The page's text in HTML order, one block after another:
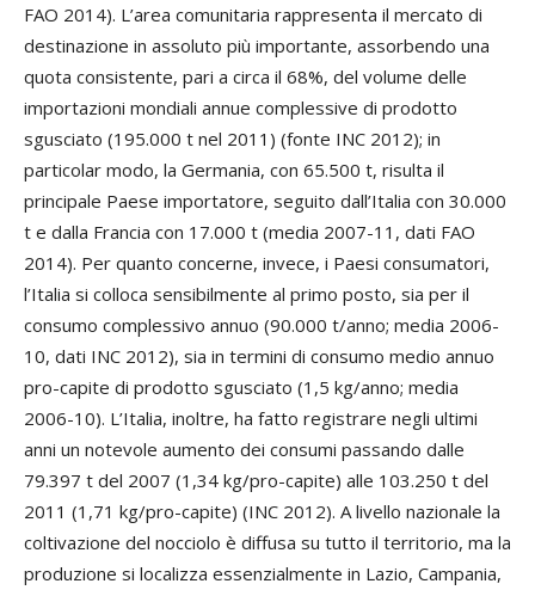
FAO 2014). L’area comunitaria rappresenta il mercato di
destinazione in assoluto più importante, assorbendo una
quota consistente, pari a circa il 68%, del volume delle
importazioni mondiali annue complessive di prodotto
sgusciato (195.000 t nel 2011) (fonte INC 2012); in
particolar modo, la Germania, con 65.500 t, risulta il
principale Paese importatore, seguito dall’Italia con 30.000
t e dalla Francia con 17.000 t (media 2007-11, dati FAO
2014). Per quanto concerne, invece, i Paesi consumatori,
l’Italia si colloca sensibilmente al primo posto, sia per il
consumo complessivo annuo (90.000 t/anno; media 2006-
10, dati INC 2012), sia in termini di consumo medio annuo
pro-capite di prodotto sgusciato (1,5 kg/anno; media
2006-10). L’Italia, inoltre, ha fatto registrare negli ultimi
anni un notevole aumento dei consumi passando dalle
79.397 t del 2007 (1,34 kg/pro-capite) alle 103.250 t del
2011 (1,71 kg/pro-capite) (INC 2012). A livello nazionale la
coltivazione del nocciolo è diffusa su tutto il territorio, ma la
produzione si localizza essenzialmente in Lazio, Campania,